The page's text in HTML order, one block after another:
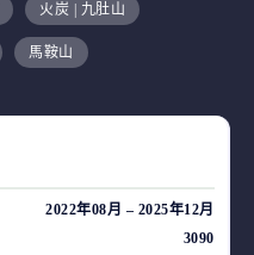
火炭 | 九肚山
馬鞍山
2022年08月 – 2025年12月
3090